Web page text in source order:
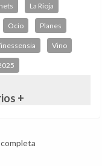
La Rioja
Ocio Planes
Vino
+